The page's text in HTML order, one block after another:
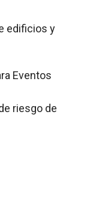
edificios y
Eventos
riesgo de